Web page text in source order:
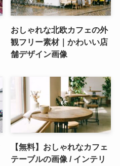
おしゃれな北欧カフェの外
観フリー素材｜かわいい店
舗デザイン画像
【無料】おしゃれなカフェ
テーブルの画像 / インテリ